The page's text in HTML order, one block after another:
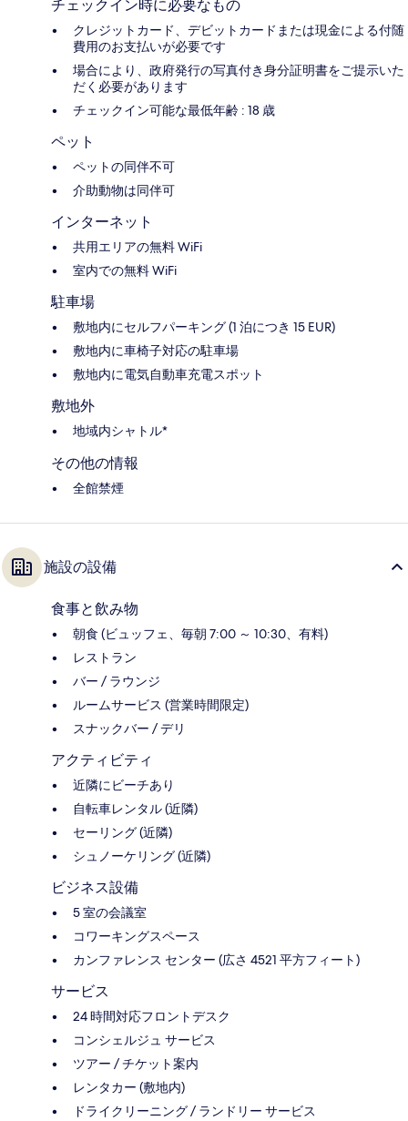
チェックイン時に必要なもの
クレジットカード、デビットカードまたは現金による付随
費用のお支払いが必要です
場合により、政府発行の写真付き身分証明書をご提示いた
だく必要があります
チェックイン可能な最低年齢 : 18 歳
ペット
ペットの同伴不可
介助動物は同伴可
インターネット
共用エリアの無料 WiFi
室内での無料 WiFi
駐車場
敷地内にセルフパーキング (1 泊につき 15 EUR)
敷地内に車椅子対応の駐車場
敷地内に電気自動車充電スポット
敷地外
地域内シャトル*
その他の情報
全館禁煙
施設の設備
食事と飲み物
朝食 (ビュッフェ、毎朝 7:00 ～ 10:30、有料)
レストラン
バー / ラウンジ
ルームサービス (営業時間限定)
スナックバー / デリ
アクティビティ
近隣にビーチあり
自転車レンタル (近隣)
セーリング (近隣)
シュノーケリング (近隣)
ビジネス設備
5 室の会議室
コワーキングスペース
カンファレンス センター (広さ 4521 平方フィート)
サービス
24 時間対応フロントデスク
コンシェルジュ サービス
ツアー / チケット案内
レンタカー (敷地内)
ドライクリーニング / ランドリー サービス